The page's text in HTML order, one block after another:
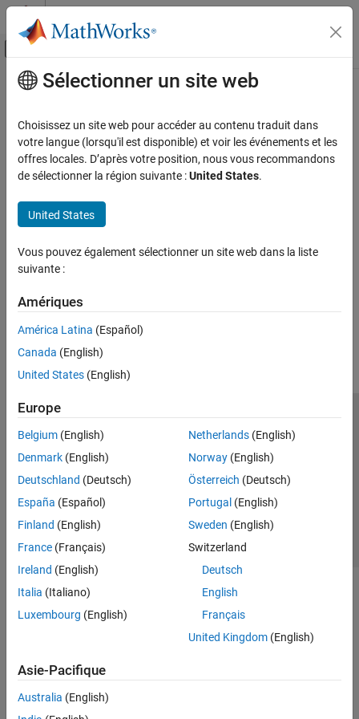
Passer au contenu
Activer/désactiver l'affichage du menu
Accueil de la documentation
Contenu principal
How useful was this information?
Sélectionner un site web
Choisissez un site web pour accéder au contenu traduit dans
votre langue (lorsqu'il est disponible) et voir les événements et les
offres locales. D’après votre position, nous vous recommandons
de sélectionner la région suivante :United States.
United States
Vous pouvez également sélectionner un site web dans la liste
suivante :
Amériques
América Latina (Español)
Canada (English)
United States (English)
Europe
Belgium (English)
Denmark (English)
Deutschland (Deutsch)
España (Español)
Finland (English)
France (Français)
Ireland (English)
Italia (Italiano)
Luxembourg (English)
Netherlands(English)
Norway(English)
Österreich (Deutsch)
Portugal (English)
Sweden (English)
Switzerland
Deutsch
English
Français
United Kingdom(English)
Asie-Pacifique
Australia (English)
Lutte anti-piratage
Contacts locaux
© 1994-2026 The MathWorks, Inc.